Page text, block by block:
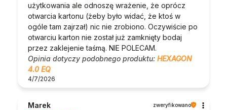
użytkowania ale odnoszę wrażenie, że oprócz
otwarcia kartonu (żeby było widać, że ktoś w
ogóle tam zajrzał) nic nie zrobiono. Oczywiście po
otwarciu karton nie został już zamknięty bodaj
przez zaklejenie taśmą. NIE POLECAM.
Opinia dotyczy podobnego produktu: HEXAGON
4.0 EQ
4/7/2026
Marek zweryfikowano